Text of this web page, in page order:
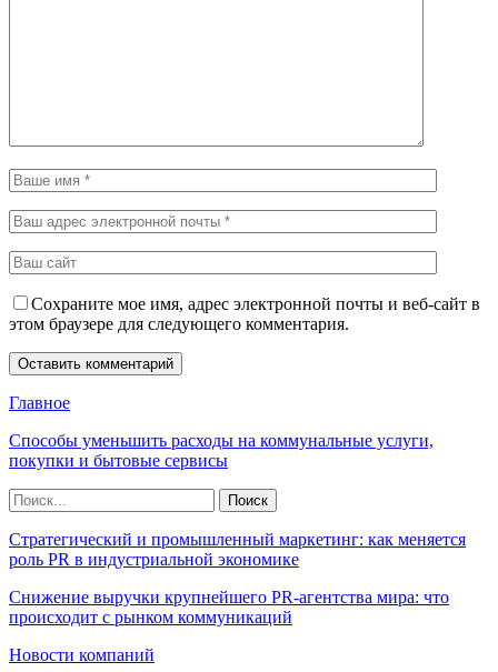
Сохраните мое имя, адрес электронной почты и веб-сайт в
этом браузере для следующего комментария.
Главное
Способы уменьшить расходы на коммунальные услуги,
покупки и бытовые сервисы
Стратегический и промышленный маркетинг: как меняется
роль PR в индустриальной экономике
Снижение выручки крупнейшего PR-агентства мира: что
происходит с рынком коммуникаций
Новости компаний